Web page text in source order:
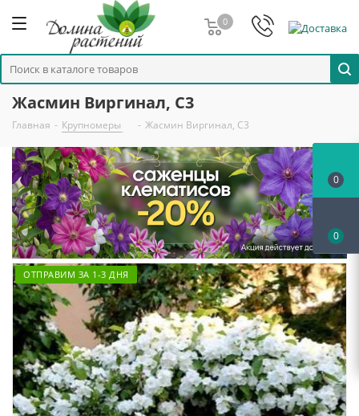
0
Жасмин Виргинал, С3
Главная - Крупномеры - Жасмин Виргинал, С3
ОТПРАВИМ ЗА 1-3 ДНЯ
0
0